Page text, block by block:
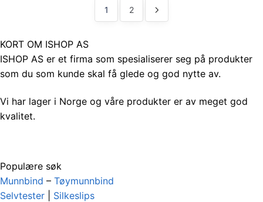
kr59,50.
1 2
KORT OM ISHOP AS
ISHOP AS er et firma som spesialiserer seg på produkter
som du som kunde skal få glede og god nytte av.
Vi har lager i Norge og våre produkter er av meget god
kvalitet.
Populære søk
Munnbind – Tøymunnbind
Selvtester
Silkeslips